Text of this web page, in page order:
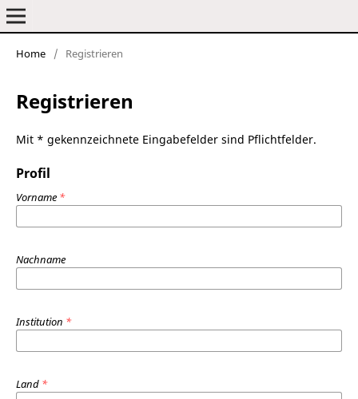
Home / Registrieren
Registrieren
Mit * gekennzeichnete Eingabefelder sind Pflichtfelder.
Profil
Vorname *
Nachname
Institution *
Land *